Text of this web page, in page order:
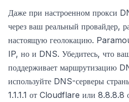
Даже при настроенном прокси
через ваш реальный провайдер,
настоящую геолокацию.
IP, но и DNS. Убедитесь, что
поддерживает маршрутизацию
используйте DNS-серверы
1.1.1.1 от Cloudflare или 8.8.8.8